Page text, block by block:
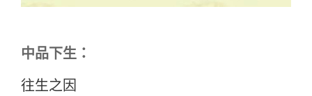
中品下生：
往生之因